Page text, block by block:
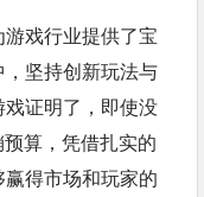
游戏行业提供了宝
坚持创新玩法与
证明了，即使没
算，凭借扎实的
得市场和玩家的